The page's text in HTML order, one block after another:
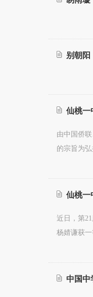
别朝阳
仙桃一
由中国侨
的宗旨为
仙桃一
近日，第
杨婧谦获
中国中